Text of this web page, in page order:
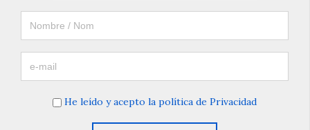
He leído y acepto la política de Privacidad